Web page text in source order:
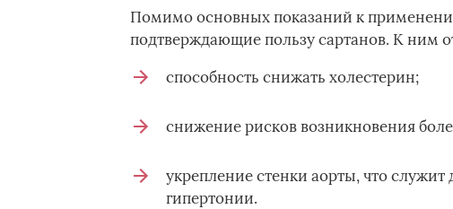
Помимо основных показаний к
подтверждающие пользу сартанов. К ним
способность снижать холестерин;
снижение рисков возникновения
укрепление стенки аорты, что
гипертонии.